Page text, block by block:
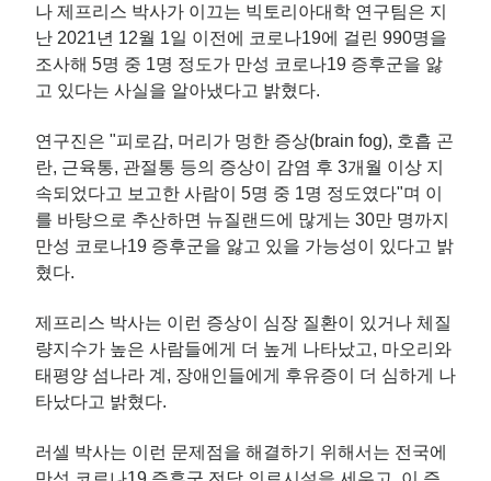
나 제프리스 박사가 이끄는 빅토리아대학 연구팀은 지
난 2021년 12월 1일 이전에 코로나19에 걸린 990명을
조사해 5명 중 1명 정도가 만성 코로나19 증후군을 앓
고 있다는 사실을 알아냈다고 밝혔다.
연구진은 "피로감, 머리가 멍한 증상(brain fog), 호흡 곤
란, 근육통, 관절통 등의 증상이 감염 후 3개월 이상 지
속되었다고 보고한 사람이 5명 중 1명 정도였다"며 이
를 바탕으로 추산하면 뉴질랜드에 많게는 30만 명까지
만성 코로나19 증후군을 앓고 있을 가능성이 있다고 밝
혔다.
제프리스 박사는 이런 증상이 심장 질환이 있거나 체질
량지수가 높은 사람들에게 더 높게 나타났고, 마오리와
태평양 섬나라 계, 장애인들에게 후유증이 더 심하게 나
타났다고 밝혔다.
러셀 박사는 이런 문제점을 해결하기 위해서는 전국에